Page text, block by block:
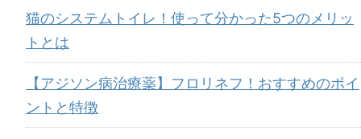
猫のシステムトイレ！使って分かった5つのメリッ
トとは
【アジソン病治療薬】フロリネフ！おすすめのポイ
ントと特徴